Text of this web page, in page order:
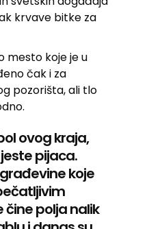
krvave bitke za
mesto koje je u
čak i za
pozorišta, ali tlo
ovog kraja,
pijaca.
koje
čine polja nalik